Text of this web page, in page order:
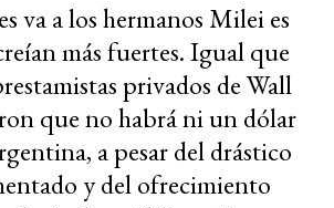
va a los hermanos Milei es
más fuertes. Igual que
privados de Wall
que no habrá ni un dólar
a pesar del drástico
y del ofrecimiento